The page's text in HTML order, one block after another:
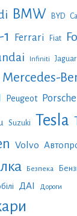
BMW BYD
1 Ferrari Fiat
Infiniti Jaguar
Mercedes-
Peugeot Porsche
Suzuki Tesla
Volvo
Безпека
ДАІ Дороги